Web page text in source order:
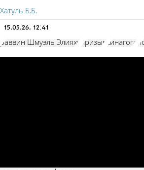
Хатуль Б.Б.
15.05.26, 12:41
раввин Шмуэль Элияху призыв синагога